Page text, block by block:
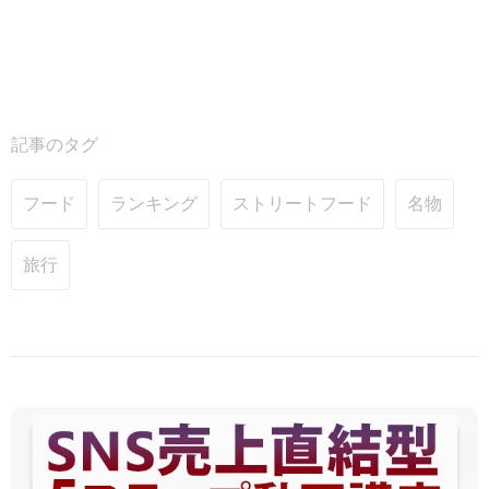
記事のタグ
フード ランキング ストリートフード 名物
旅行